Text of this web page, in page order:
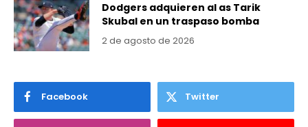
Dodgers adquieren al as Tarik
Skubal en un traspaso bomba
2 de agosto de 2026
Facebook Twitter